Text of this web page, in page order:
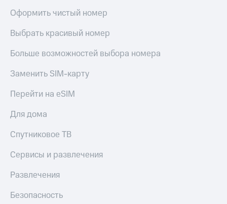
Оформить чистый номер
Выбрать красивый номер
Больше возможностей выбора номера
Заменить SIM-карту
Перейти на eSIM
Для дома
Спутниковое ТВ
Сервисы и развлечения
Развлечения
Безопасность